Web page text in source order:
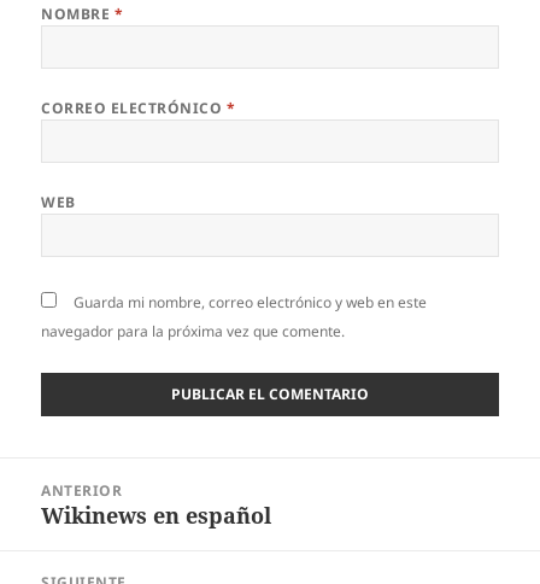
NOMBRE *
CORREO ELECTRÓNICO *
WEB
Guarda mi nombre, correo electrónico y web en este
navegador para la próxima vez que comente.
entradas
ANTERIOR
Entrada
Wikinews en español